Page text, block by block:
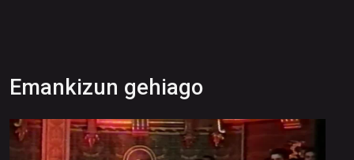
Emankizun gehiago